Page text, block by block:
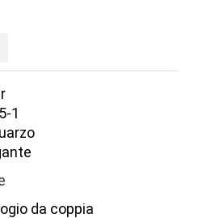
1
da coppia